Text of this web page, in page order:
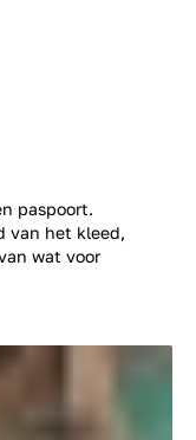
paspoort.
van het kleed,
wat voor